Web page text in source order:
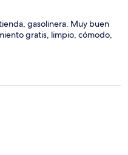
gasolinera. Muy buen
gratis, limpio, cómodo,